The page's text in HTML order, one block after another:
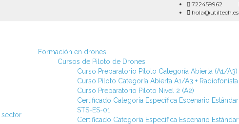
722459962
hola@utiltech.es
sector
Formación en drones
Cursos de Piloto de Drones
Curso Preparatorio Piloto Categoría Abierta (A1/A3)
Curso Piloto Categoría Abierta A1/A3 + Radiofonista
Curso Preparatorio Piloto Nivel 2 (A2)
Certificado Categoría Específica Escenario Estándar
STS-ES-01
Certificado Categoría Específica Escenario Estándar